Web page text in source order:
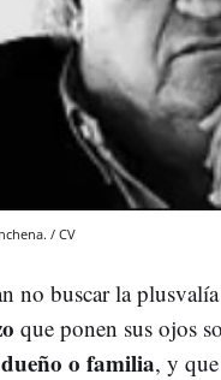
/ CV
no buscar la
que ponen sus ojos
o familia, y que